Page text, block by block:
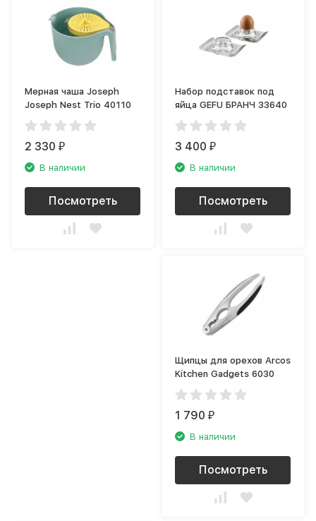
Мерная чаша Joseph
Joseph Nest Trio 40110
2 330₽
В наличии
Посмотреть
Набор подставок под
яйца GEFU БРАНЧ 33640
3 400₽
В наличии
Посмотреть
Щипцы для орехов Arcos
Kitchen Gadgets 6030
1 790₽
В наличии
Посмотреть